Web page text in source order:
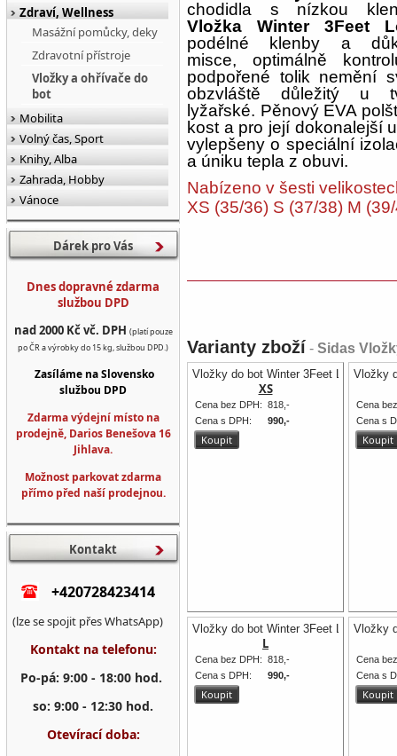
chodidla s nízkou
Vložka
Winter 3Feet
podélné klenby a
misce, optimálně
podpořené tolik nemění
obzvláště důležitý u
lyžařské. Pěnový EVA
kost a pro její dokonalejší
vylepšeny o speciální
a úniku tepla z obuvi.
Nabízeno v šesti
XS (35/36) S (37/38) M
Varianty zboží - Sidas
Vložky do bot Winter 3Feet Low pro
XS
Cena bez DPH: 818,-
Cena s DPH:
990,-
Vložky
Cena
Cena s
Vložky do bot Winter 3Feet Low pro
L
Cena bez DPH: 818,-
Cena s DPH:
990,-
Vložky
Cena
Cena s
Zdraví, Wellness
Masážní pomůcky, deky
Zdravotní přístroje
Vložky a ohřívače do
bot
Mobilita
Volný čas, Sport
Knihy, Alba
Zahrada, Hobby
Vánoce
Dárek pro Vás
Dnes dopravné zdarma
službou DPD
nad 2000 Kč vč. DPH (platí pouze
po ČR a výrobky do 15 kg, službou DPD.)
Zasíláme na Slovensko
službou DPD
Zdarma výdejní místo na
prodejně, Darios Benešova 16
Jihlava.
Možnost parkovat zdarma
přímo před naší prodejnou.
Kontakt
+420728423414
(lze se spojit přes WhatsApp)
Kontakt na telefonu:
Po-pá: 9:00 - 18:00 hod.
so: 9:00 - 12:30 hod.
Otevírací doba: